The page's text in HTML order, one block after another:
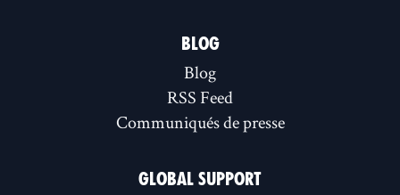
BLOG
Blog
RSS Feed
Communiqués de presse
GLOBAL SUPPORT